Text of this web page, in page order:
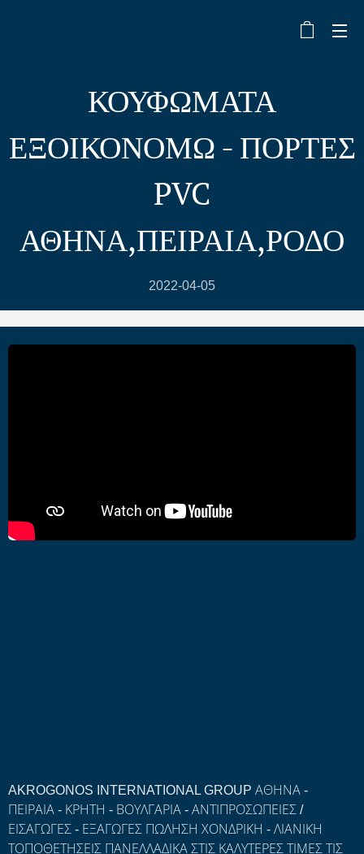
ΚΟΥΦΩΜΑΤΑ
ΕΞΟΙΚΟΝΟΜΩ - ΠΟΡΤΕΣ
PVC
ΑΘΗΝΑ,ΠΕΙΡΑΙΑ,ΡΟΔΟ
2022-04-05
AKROGONOS INTERNATIONAL GROUP ΑΘΗΝΑ -
ΠΕΙΡΑΙΑ - ΚΡΗΤΗ - ΒΟΥΛΓΑΡΙΑ - ΑΝΤΙΠΡΟΣΩΠΕΙΕΣ /
ΕΙΣΑΓΩΓΕΣ - ΕΞΑΓΩΓΕΣ ΠΩΛΗΣΗ ΧΟΝΔΡΙΚΗ - ΛΙΑΝΙΚΗ
ΤΟΠΟΘΕΤΗΣΕΙΣ ΠΑΝΕΛΛΑΔΙΚΑ ΣΤΙΣ ΚΑΛΥΤΕΡΕΣ ΤΙΜΕΣ ΤΙΣ